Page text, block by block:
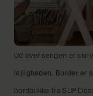
Ud over sengen er
lejligheden. Bordet er
bordbukke fra SUP